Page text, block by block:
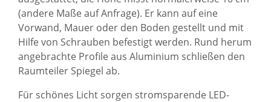
(andere Maße auf Anfrage). Er kann auf eine
Vorwand, Mauer oder den Boden gestellt und mit
Hilfe von Schrauben befestigt werden. Rund herum
angebrachte Profile aus Aluminium schließen den
Raumteiler Spiegel ab.
Für schönes Licht sorgen stromsparende LED-